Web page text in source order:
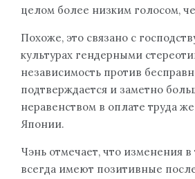
целом более низким голосом,
Похоже, это связано с
культурах гендерными
независимость против
подтверждается и заметно
неравенством в оплате труда
Японии.
Чэнь отмечает, что изменения
всегда имеют позитивные